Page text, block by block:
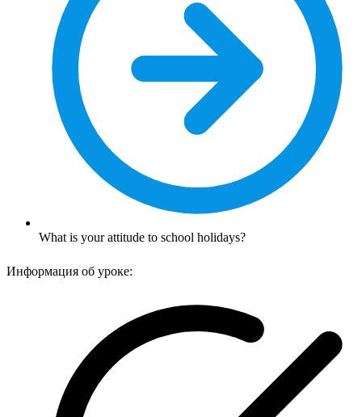
What is your attitude to school holidays?
Информация об уроке: